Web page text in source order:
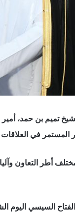
تميم بن حمد،
في العلاقات
أطر التعاون
السيسي اليوم